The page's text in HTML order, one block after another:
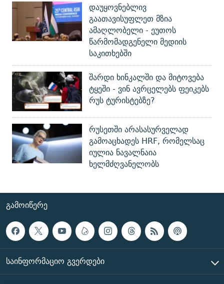
დაუყოვნებლივ
გაათავისუფლეთ მზია
ამაღლობელი - ეუთოს
წარმომადგენელი მედიის
საკითხებში
შარდი ხინკალში და მიტოვება
ტყეში - ვინ ავრცელებს ფეიკებს
რუს ტურისტებზე?
რუსეთში არასასურველად
გამოაცხადეს HRF, რომელსაც
იულია ნავალნაია
ხელმძღვანელობს
ᲒᲐᲛᲝᲘᲬᲔᲠᲔ
ᲡᲐᲘᲜᲤᲝᲠᲛᲐᲪᲘᲝ ᲒᲕᲔᲠᲓᲔᲑᲘ